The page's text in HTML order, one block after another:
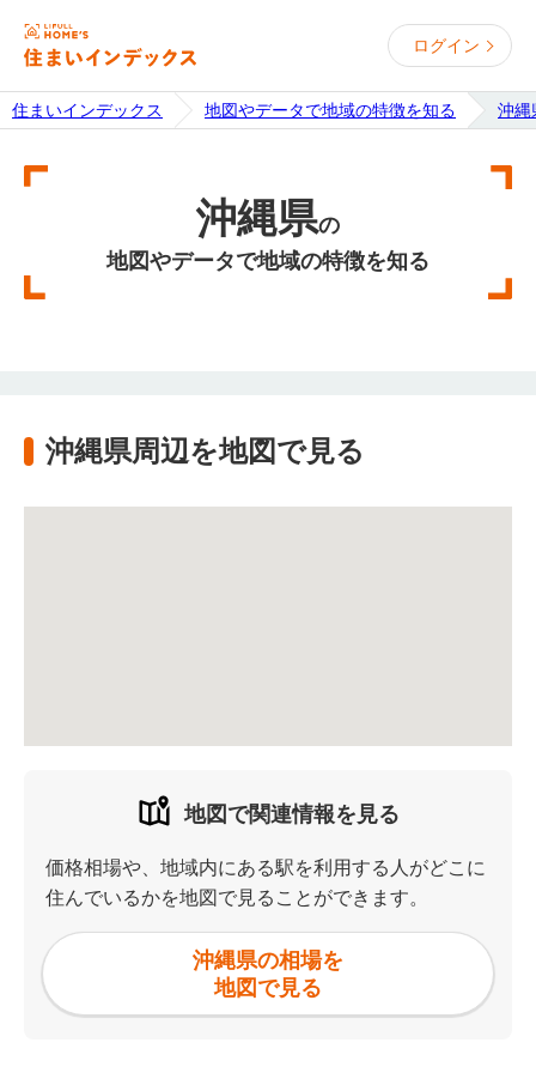
ログイン
住まいインデックス 地図やデータで地域の特徴を知る 沖縄
沖縄県の
地図やデータで地域の特徴を知る
沖縄県周辺を地図で見る
地図で関連情報を見る
価格相場や、地域内にある駅を利用する人がどこに
住んでいるかを地図で見ることができます。
沖縄県の相場を
地図で見る